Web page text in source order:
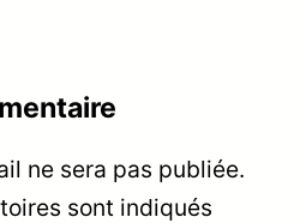
ne sera pas publiée.
sont indiqués